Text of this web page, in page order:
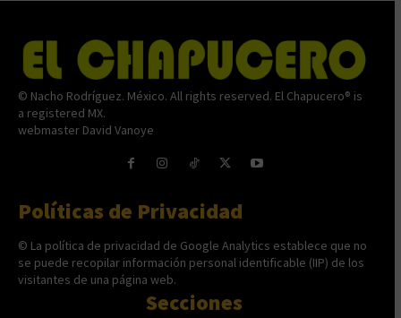
© Nacho Rodríguez. México. All rights reserved. El Chapucero® is
a registered MX.
webmaster David Vanoye
Políticas de Privacidad
© La política de privacidad de Google Analytics establece que no
se puede recopilar información personal identificable (IIP) de los
visitantes de una página web.
Secciones